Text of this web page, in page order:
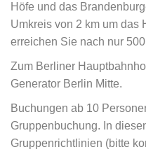
Höfe und das
Umkreis von 2 km um das
erreichen Sie nach nur 500
Zum Berliner
Generator Berlin Mitte.
Buchungen ab 10
Gruppenbuchung. In
Gruppenrichtlinien (bitte